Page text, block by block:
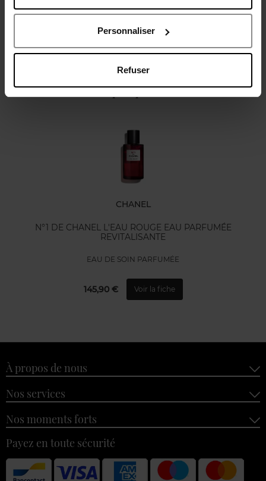
Personnaliser
Refuser
Oublié quelque chose ?
CHANEL
N°1 DE CHANEL L'EAU ROUGE EAU PARFUMÉE
REVITALISANTE
EAU DE SOIN PARFUMÉE
145,90 € Voir la fiche
À propos de nous
Nos services
Nos moments forts
Payez en toute sécurité